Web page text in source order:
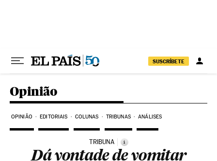
SUSCRÍBETE
Opinião
OPINIÃO EDITORIAIS COLUNAS TRIBUNAS ANÁLISES
TRIBUNA i
Dá vontade de vomitar